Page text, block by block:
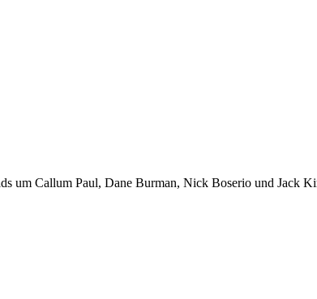
um Callum Paul, Dane Burman, Nick Boserio und Jack